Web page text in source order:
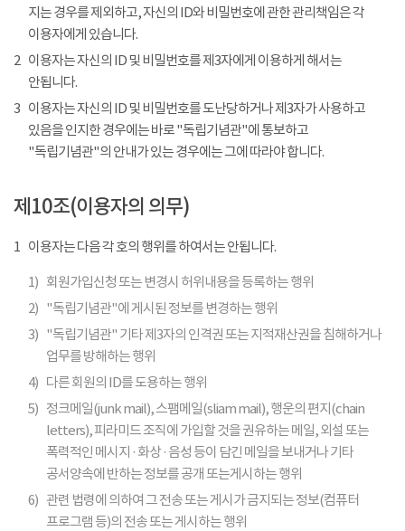
지는 경우를 제외하고, 자신의 ID와 비밀번호에 관한 관리책임은 각
이용자에게 있습니다.
2 이용자는 자신의 ID 및 비밀번호를 제3자에게 이용하게 해서는
안됩니다.
3 이용자는 자신의 ID 및 비밀번호를 도난당하거나 제3자가 사용하고
있음을 인지한 경우에는 바로 "독립기념관"에 통보하고
"독립기념관"의 안내가 있는 경우에는 그에 따라야 합니다.
제10조(이용자의 의무)
1 이용자는 다음 각 호의 행위를 하여서는 안됩니다.
1) 회원가입신청 또는 변경시 허위내용을 등록하는 행위
2) "독립기념관"에 게시된 정보를 변경하는 행위
3) "독립기념관" 기타 제3자의 인격권 또는 지적재산권을 침해하거나
업무를 방해하는 행위
4) 다른 회원의 ID를 도용하는 행위
5) 정크메일(junk mail), 스팸메일(sliam mail), 행운의 편지(chain
letters), 피라미드 조직에 가입할 것을 권유하는 메일, 외설 또는
폭력적인 메시지 · 화상 · 음성 등이 담긴 메일을 보내거나 기타
공서양속에 반하는 정보를 공개 또는게시하는 행위
6) 관련 법령에 의하여 그 전송 또는 게시가 금지되는 정보(컴퓨터
프로그램 등)의 전송 또는 게시하는 행위